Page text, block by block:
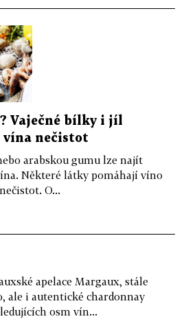
Vaječné bílky i jíl
vína nečistot
arabskou gumu lze najít
Některé látky pomáhají víno
O...
apelace Margaux, stále
ale i autentické chardonnay
osm vín...